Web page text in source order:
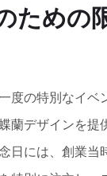
ための
度の特別なイベ
蘭デザインを提
日には、創業当